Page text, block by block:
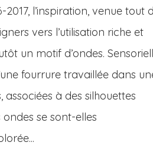
l’inspiration, venue tout
vers l’utilisation riche et
un motif d’ondes.
fourrure travaillée dans
à des silhouettes
ondes se sont-elles